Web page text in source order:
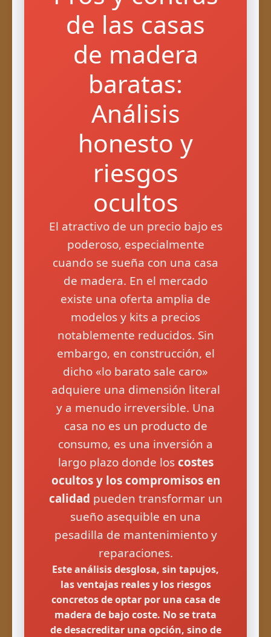
de las casas
de madera
baratas:
Análisis
honesto y
riesgos
ocultos
El atractivo de un precio bajo es
poderoso, especialmente
cuando se sueña con una casa
de madera. En el mercado
existe una oferta amplia de
modelos y kits a precios
notablemente reducidos. Sin
embargo, en construcción, el
dicho «lo barato sale caro»
adquiere una dimensión literal
y a menudo irreversible. Una
casa no es un producto de
consumo, es una inversión a
largo plazo donde loscostes
ocultos y los compromisos en
calidad pueden transformar un
sueño asequible en una
pesadilla de mantenimiento y
reparaciones.
Este análisis desglosa, sin tapujos,
las ventajas reales y los riesgos
concretos de optar por una casa de
madera de bajo coste. No se trata
de desacreditar una opción, sino de